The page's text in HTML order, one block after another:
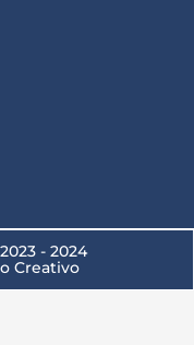
- 2024
Creativo